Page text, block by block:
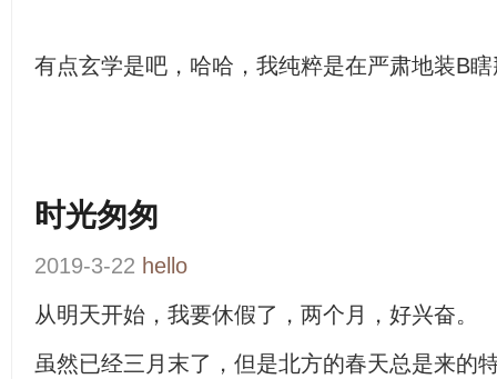
有点玄学是吧，哈哈，我纯粹是在严肃地装B
时光匆匆
2019-3-22 hello
从明天开始，我要休假了，两个月，好兴奋。
虽然已经三月末了，但是北方的春天总是来的